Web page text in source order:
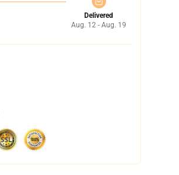
Delivered
Aug. 12 - Aug. 19